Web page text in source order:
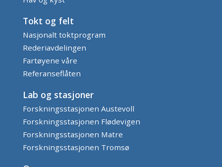
Tokt og felt
Nasjonalt toktprogram
Rederiavdelingen
Fartøyene våre
Referanseflåten
Lab og stasjoner
Forskningsstasjonen Austevoll
Forskningsstasjonen Flødevigen
Forskningsstasjonen Matre
Forskningsstasjonen Tromsø